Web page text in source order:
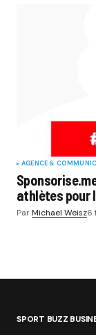
AGENCE &
athlètes pour
ParMichael Weisz6
SPORT BUZZ